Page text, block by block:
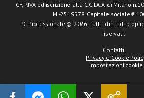
CF, P.IVA ed iscrizione alla C.C.I.A.A. di Milano
MI-2519578. Capitale sociale €
PC Professionale © 2026. Tutti i diritti di
riservati.
Contatti
Privacy e Cookie
Impostazioni cookie